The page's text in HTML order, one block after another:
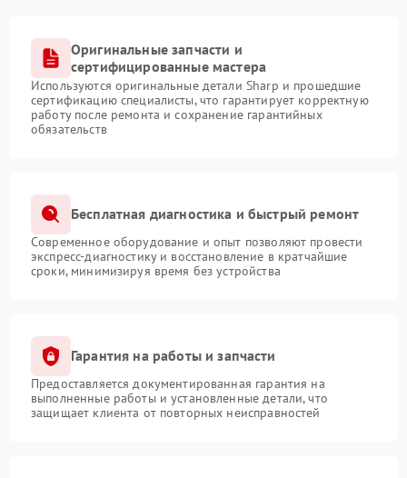
Оригинальные запчасти и
сертифицированные мастера
Используются оригинальные детали Sharp и прошедшие
сертификацию специалисты, что гарантирует корректную
работу после ремонта и сохранение гарантийных
обязательств
Бесплатная диагностика и быстрый ремонт
Современное оборудование и опыт позволяют провести
экспресс-диагностику и восстановление в кратчайшие
сроки, минимизируя время без устройства
Гарантия на работы и запчасти
Предоставляется документированная гарантия на
выполненные работы и установленные детали, что
защищает клиента от повторных неисправностей